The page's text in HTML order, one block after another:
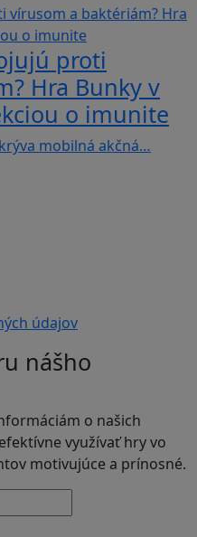
proti
Hra Bunky v
o imunite
mobilná akčná…
údajov
nášho
o našich
využívať hry vo
motivujúce a prínosné.